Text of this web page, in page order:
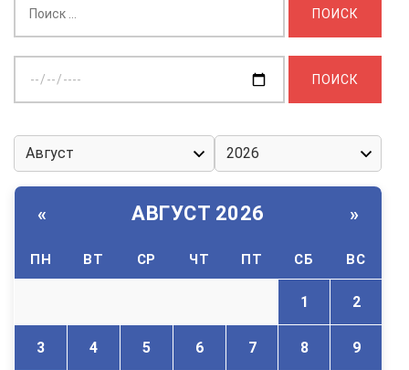
дату:
« АВГУСТ 2026 »
ПН ВТ СР ЧТ ПТ СБ ВС
1 2
3 4 5 6 7 8 9